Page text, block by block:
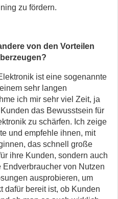
zu fördern.
von den Vorteilen
ist eine sogenannte
sehr langen
ich mir sehr viel Zeit, ja
das Bewusstsein für
zu schärfen. Ich zeige
und empfehle ihnen, mit
das schnell große
ihre Kunden, sondern auch
von Nutzen
ausprobieren, um
dafür bereit ist, ob Kunden